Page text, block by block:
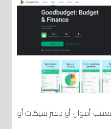
أموال أو دفتر شيكات أو